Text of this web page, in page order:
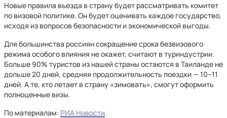
Новые правила въезда в страну будет рассматривать комитет
по визовой политике. Он будет оценивать каждое государство,
исходя из вопросов безопасности и экономической выгоды.
Для большинства россиян сокращение срока безвизового
режима особого влияния не окажет, считают в туриндустрии.
Больше 90% туристов из нашей страны остаются в Таиланде не
дольше 20 дней, средняя продолжительность поездки — 10–11
дней. А те, кто летает в страну «зимовать», смогут оформить
полноценные визы.
По материалам: РИА Новости.